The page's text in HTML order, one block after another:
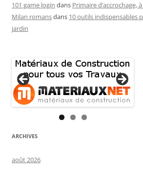
101 game login dans Primaire d’accrochage,
Milan romansdans 10 outils indispensables
jardin
ARCHIVES
août 2026